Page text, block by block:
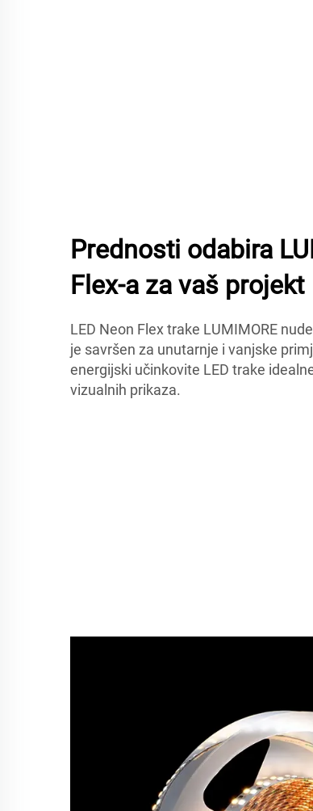
Prednosti odabira
Flex-a za vaš projekt
LED Neon Flex trake LUMIMORE
je savršen za unutarnje i vanjske
energijski učinkovite LED trake
vizualnih prikaza.